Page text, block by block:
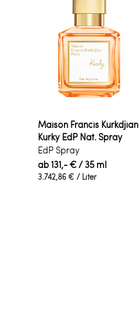
Maison Francis Kurkdjian
Kurky EdP Nat. Spray
EdP Spray
ab131,- € / 35 ml
3.742,86 € / Liter